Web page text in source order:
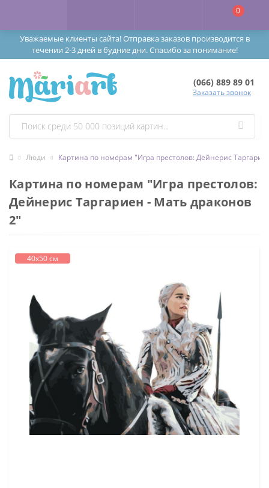
Уважаемые клиенты сайта! Отправка заказов производится в
течении 2-3 дней в будние дни. Спасибо за понимание!
0
(066) 889 89 01
Заказать звонок
Люди Картина по номерам "Игра престолов: Дейнерис
Картина по номерам "Игра престолов:
Дейнерис Таргариен - Мать драконов
2"
40х50 см